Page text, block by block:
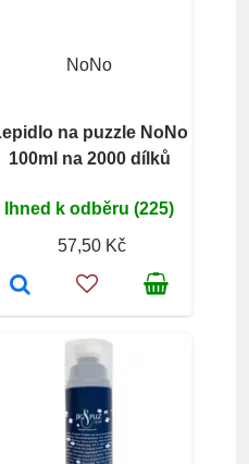
NoNo
na puzzle NoNo
100ml na 2000 dílků
Ihned k odběru (225)
57,50 Kč